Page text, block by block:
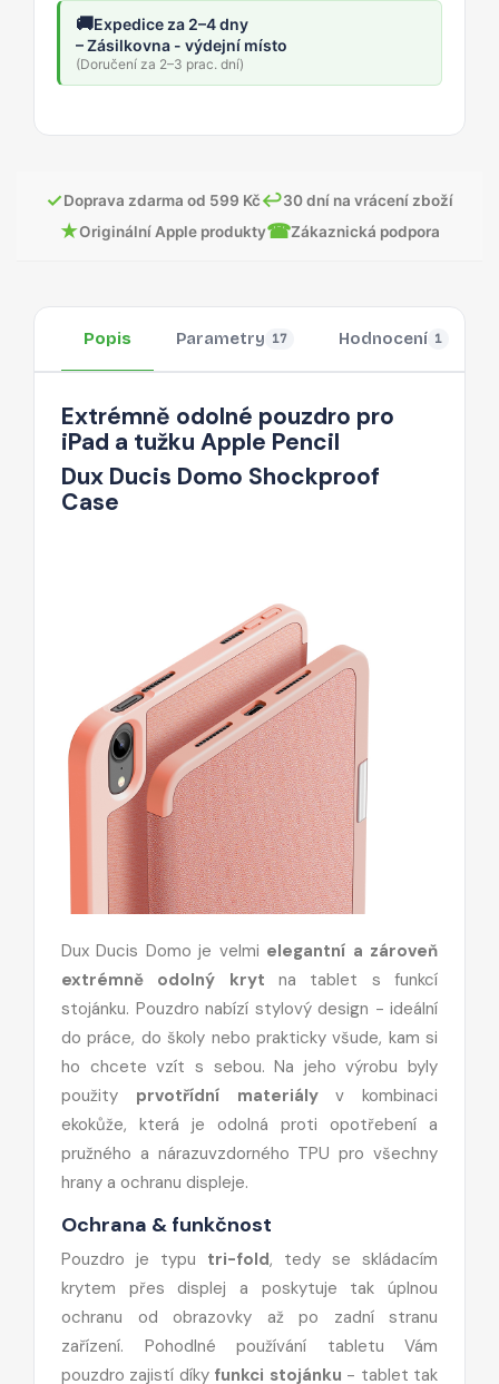
🚚Expedice za 2–4 dny
– Zásilkovna - výdejní místo
(Doručení za 2–3 prac. dní)
✓Doprava zdarma od 599 Kč↩30 dní na vrácení zboží
★Originální Apple produkty☎Zákaznická podpora
Popis Parametry 17 Hodnocení 1
Extrémně odolné pouzdro pro
iPad a tužku Apple Pencil
Dux Ducis Domo Shockproof
Case
Dux Ducis Domo je velmi elegantní a zároveň
extrémně odolný kryt na tablet s funkcí
stojánku. Pouzdro nabízí stylový design - ideální
do práce, do školy nebo prakticky všude, kam si
ho chcete vzít s sebou. Na jeho výrobu byly
použity prvotřídní materiályv kombinaci
ekokůže, která je odolná proti opotřebení a
pružného a nárazuvzdorného TPU pro všechny
hrany a ochranu displeje.
Ochrana & funkčnost
Pouzdro je typu tri-fold, tedy se skládacím
krytem přes displej a poskytuje tak úplnou
ochranu od obrazovky až po zadní stranu
zařízení. Pohodlné používání tabletu Vám
pouzdro zajistí díky funkci stojánku - tablet tak